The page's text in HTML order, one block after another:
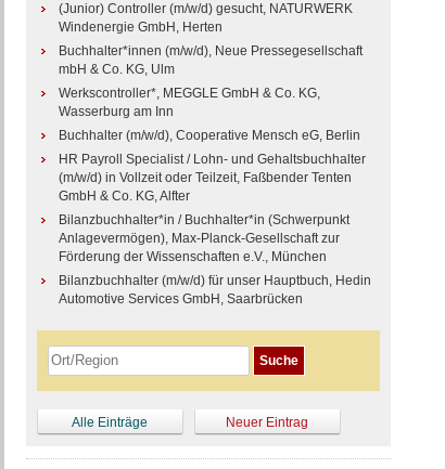
(Junior) Controller (m/w/d) gesucht, NATURWERK
Windenergie GmbH, Herten
Buchhalter*innen (m/w/d), Neue Pressegesellschaft
mbH & Co. KG, Ulm
Werkscontroller*, MEGGLE GmbH & Co. KG,
Wasserburg am Inn
Buchhalter (m/w/d), Cooperative Mensch eG, Berlin
HR Payroll Specialist / Lohn- und Gehaltsbuchhalter
(m/w/d) in Vollzeit oder Teilzeit, Faßbender Tenten
GmbH & Co. KG, Alfter
Bilanzbuchhalter*in / Buchhalter*in (Schwerpunkt
Anlagevermögen), Max-Planck-Gesellschaft zur
Förderung der Wissenschaften e.V., München
Bilanzbuchhalter (m/w/d) für unser Hauptbuch, Hedin
Automotive Services GmbH, Saarbrücken
Alle Einträge Neuer Eintrag